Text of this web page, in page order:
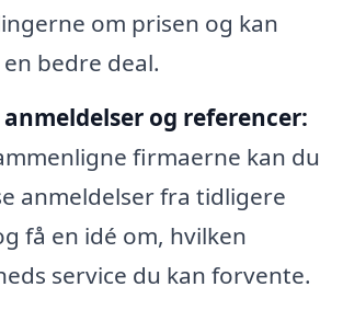
om prisen og kan
bedre deal.
og referencer:
firmaerne kan du
anmeldelser fra tidligere
få en idé om, hvilken
service du kan forvente.